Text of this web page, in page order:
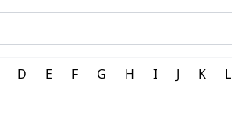
Italia
D E F G H I J K L